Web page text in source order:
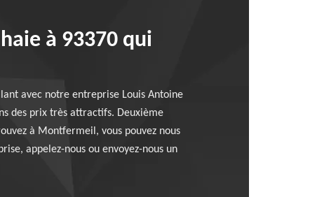
à 93370 qui
avec notre entreprise Louis Antoine
des prix très attractifs. Deuxième
à Montfermeil, vous pouvez nous
appelez-nous ou envoyez-nous un